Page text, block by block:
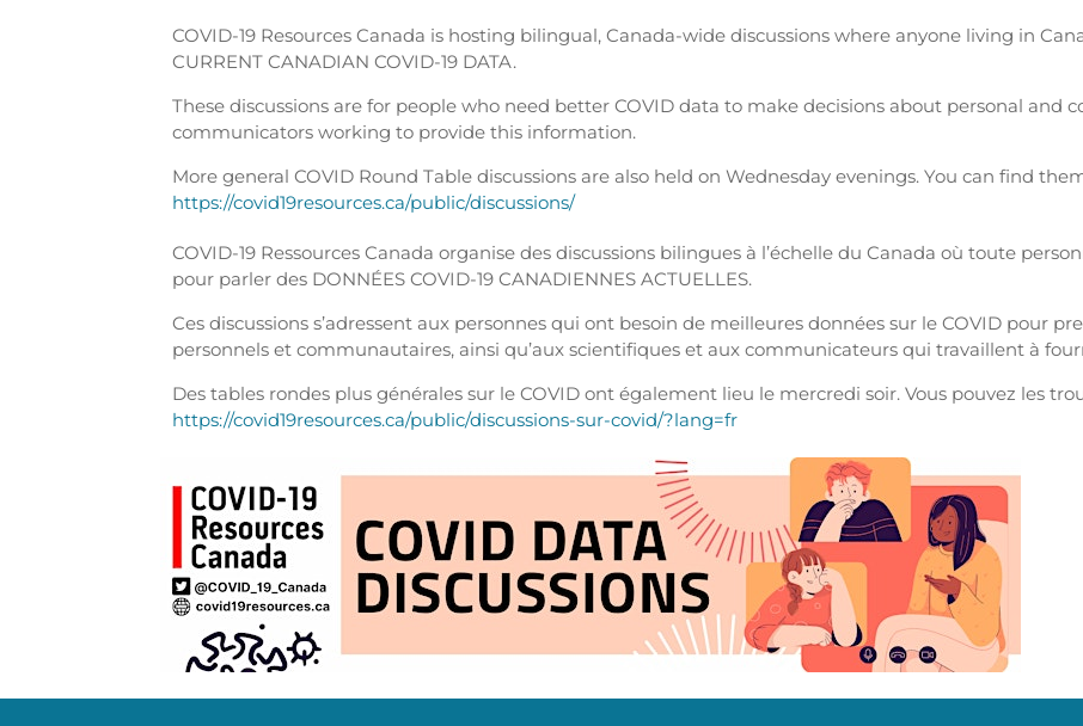
COVID-19 Resources Canada is hosting bilingual, Canada-wide discussions where anyone living in
CURRENT CANADIAN COVID-19 DATA.
These discussions are for people who need better COVID data to make decisions about personal and
communicators working to provide this information.
More general COVID Round Table discussions are also held on Wednesday evenings. You can find
https://covid19resources.ca/public/discussions/
COVID-19 Ressources Canada organise des discussions bilingues à l’échelle du Canada où toute
pour parler des DONNÉES COVID-19 CANADIENNES ACTUELLES.
Ces discussions s’adressent aux personnes qui ont besoin de meilleures données sur le COVID pour
personnels et communautaires, ainsi qu’aux scientifiques et aux communicateurs qui travaillent à
Des tables rondes plus générales sur le COVID ont également lieu le mercredi soir. Vous pouvez les
https://covid19resources.ca/public/discussions-sur-covid/?lang=fr